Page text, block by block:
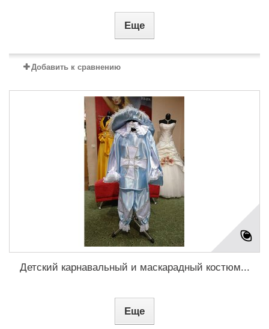
Еще
Добавить к сравнению
Детский карнавальный и маскарадный костюм...
Еще